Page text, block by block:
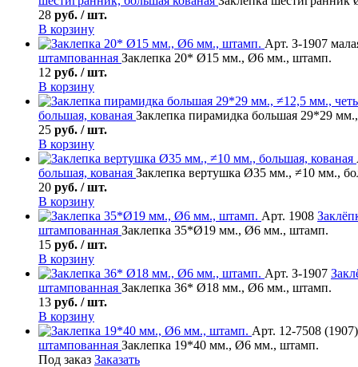
28 руб. / шт.
В корзину
Арт. З-1907
штампованная Заклепка 20* Ø15 мм., Ø6 мм., штамп.
12 руб. / шт.
В корзину
большая, кованая Заклепка пирамидка большая 29*29
25 руб. / шт.
В корзину
большая, кованая Заклепка вертушка Ø35 мм., ≠10 мм.,
20 руб. / шт.
В корзину
Арт. 1908
штампованная Заклепка 35*Ø19 мм., Ø6 мм., штамп.
15 руб. / шт.
В корзину
Арт. З-1907
штампованная Заклепка 36* Ø18 мм., Ø6 мм., штамп.
13 руб. / шт.
В корзину
Арт. 12-7508 (1907)
штампованная Заклепка 19*40 мм., Ø6 мм., штамп.
Под заказ Заказать